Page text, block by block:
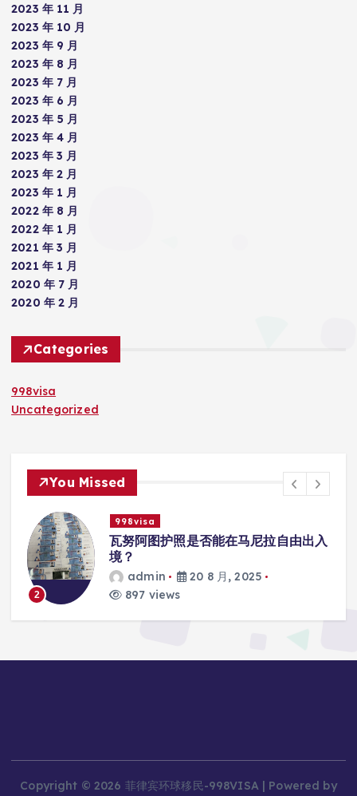
2023 年 11 月
2023 年 10 月
2023 年 9 月
2023 年 8 月
2023 年 7 月
2023 年 6 月
2023 年 5 月
2023 年 4 月
2023 年 3 月
2023 年 2 月
2023 年 1 月
2022 年 8 月
2022 年 1 月
2021 年 3 月
2021 年 1 月
2020 年 7 月
2020 年 2 月
Categories
998visa
Uncategorized
You Missed
3
998visa
瓦努阿图护照是否能在马尼拉使用国际
学校的注册？
admin
20 8 月, 2025
813 views
Copyright © 2026 菲律宾环球移民-998VISA | Powered by